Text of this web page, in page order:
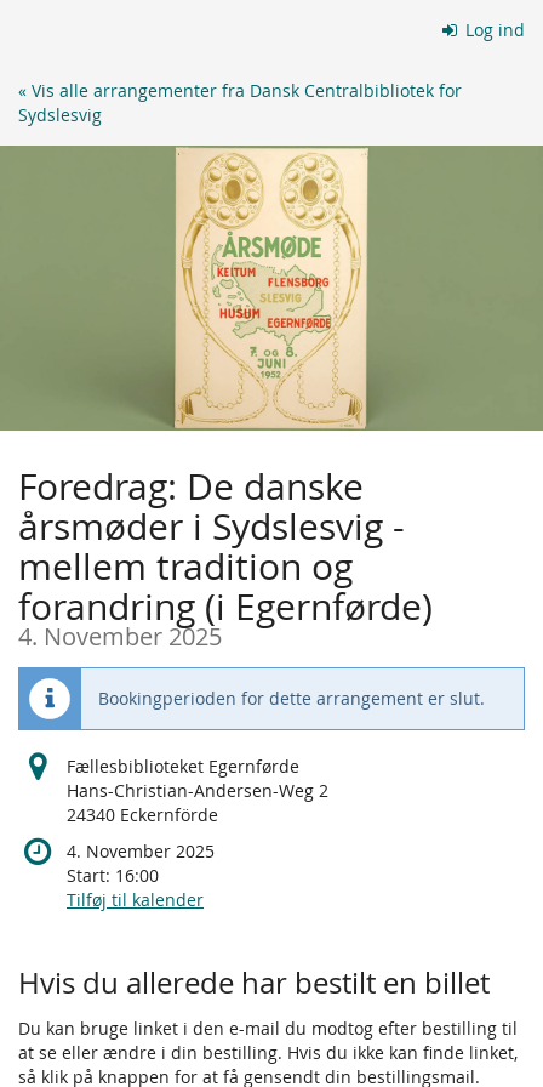
Log ind
« Vis alle arrangementer fra Dansk Centralbibliotek for
Sydslesvig
Foredrag: De danske
årsmøder i Sydslesvig -
mellem tradition og
forandring (i Egernførde)
4. November 2025
Bookingperioden for dette arrangement er slut.
Fællesbiblioteket Egernførde
Hans-Christian-Andersen-Weg 2
24340 Eckernförde
4. November 2025
Start: 16:00
Tilføj til kalender
Hvis du allerede har bestilt en billet
Du kan bruge linket i den e-mail du modtog efter bestilling til
at se eller ændre i din bestilling. Hvis du ikke kan finde linket,
så klik på knappen for at få gensendt din bestillingsmail.